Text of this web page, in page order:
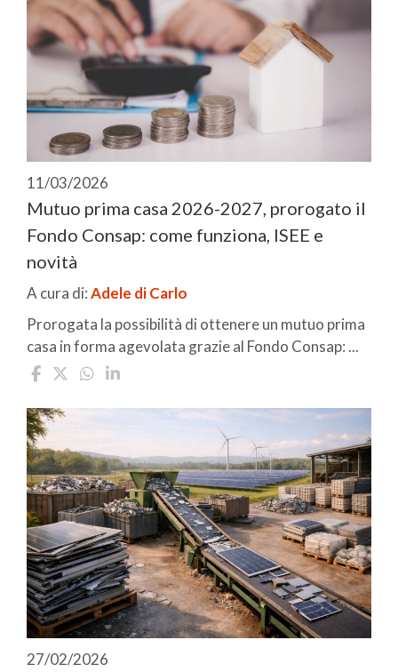
11/03/2026
Mutuo prima casa 2026-2027, prorogato il
Fondo Consap: come funziona, ISEE e
novità
A cura di:Adele di Carlo
Prorogata la possibilità di ottenere un mutuo prima
casa in forma agevolata grazie al Fondo Consap: ...
27/02/2026